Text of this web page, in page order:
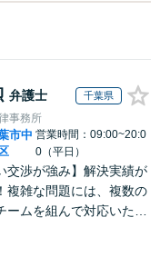
弁護士 千葉県
事務所
市中 営業時間：09:00~20:0
0（平日）
交渉が強み】解決実績が
複雑な問題には、複数の
ームを組んで対応いたし